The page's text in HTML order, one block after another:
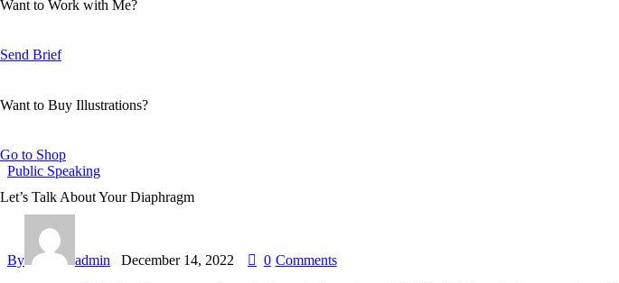
Want to Work with Me?
Send Brief
Want to Buy Illustrations?
Go to Shop
Public Speaking
Let’s Talk About Your Diaphragm
By admin December 14, 2022 0 Comments